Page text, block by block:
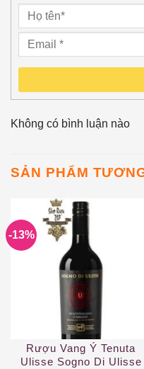
Không có bình luận nào
SẢN PHẨM
-13%
Rượu Vang Ý Tenuta
Ulisse Sogno Di Ulisse